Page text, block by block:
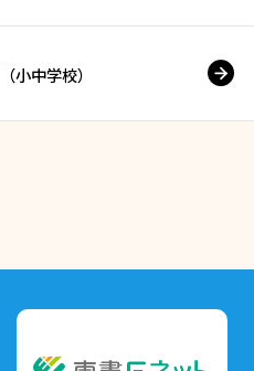
（小中学校）